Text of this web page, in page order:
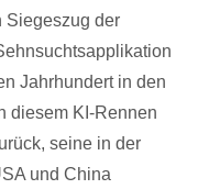
Siegeszug der
Jahrhundert in den
diesem KI-Rennen
seine in der
und China